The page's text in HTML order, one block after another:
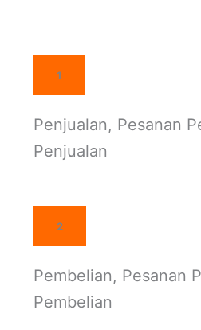
1
Penjualan, Pesanan
Penjualan
2
Pembelian, Pesanan
Pembelian